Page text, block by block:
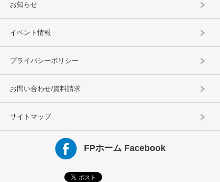
お知らせ
イベント情報
プライバシーポリシー
お問い合わせ/資料請求
サイトマップ
FPホーム Facebook